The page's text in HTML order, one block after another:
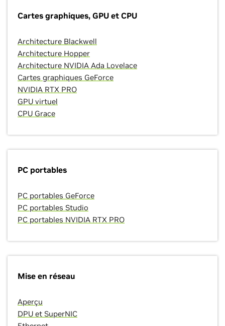
Cartes graphiques, GPU et CPU
Architecture Blackwell
Architecture Hopper
Architecture NVIDIA Ada Lovelace
Cartes graphiques GeForce
NVIDIA RTX PRO
GPU virtuel
CPU Grace
PC portables
PC portables GeForce
PC portables Studio
PC portables NVIDIA RTX PRO
Mise en réseau
Aperçu
DPU et SuperNIC